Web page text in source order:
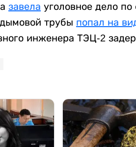
завела уголовное дело по
трубы попал на
инженера ТЭЦ-2